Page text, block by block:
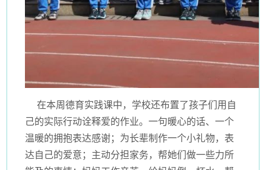
在本周德育实践课中，学校还布置了孩子们用自
己的实际行动诠释爱的作业。一句暖心的话、一个
温暖的拥抱表达感谢；为长辈制作一个小礼物，表
达自己的爱意；主动分担家务，帮她们做一些力所